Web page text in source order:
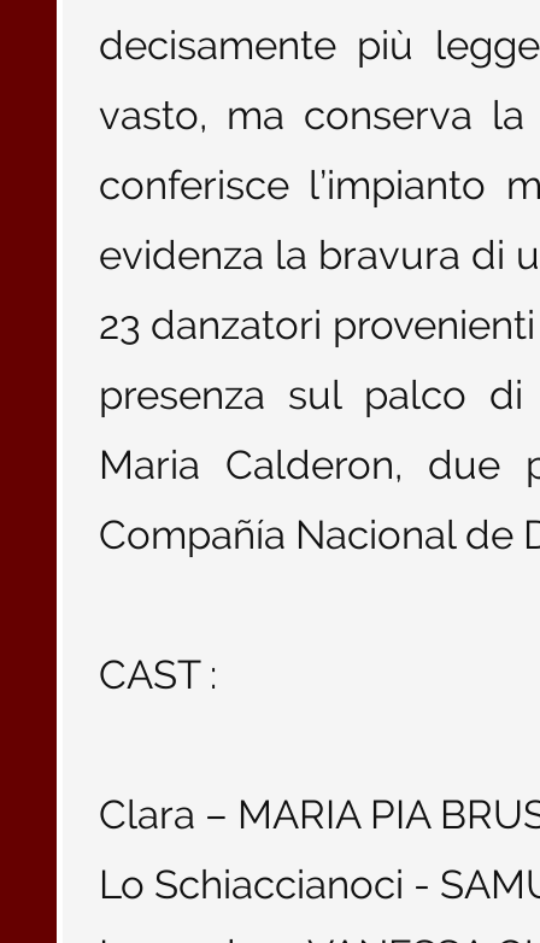
decisamente più
vasto, ma conserva
conferisce l’impianto
evidenza la bravura di
23 danzatori
presenza sul palco
Maria Calderon, due
Compañía Nacional de
CAST :
Clara – MARIA PIA
Lo Schiaccianoci -